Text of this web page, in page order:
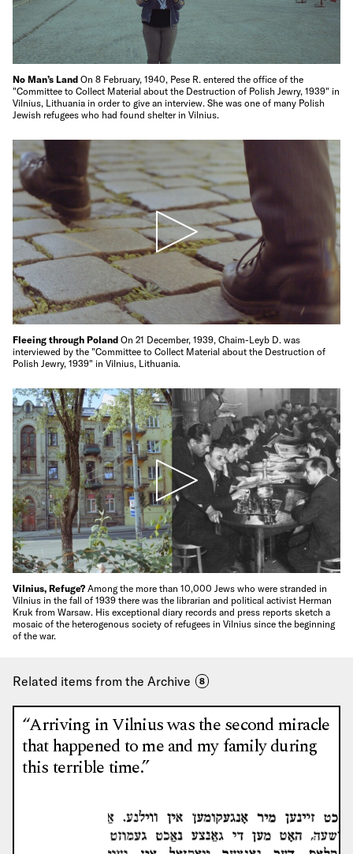
No Man’s Land On 8 February, 1940, Pese R. entered the office of the
"Committee to Collect Material about the Destruction of Polish Jewry, 1939" in
Vilnius, Lithuania in order to give an interview. She was one of many Polish
Jewish refugees who had found shelter in Vilnius.
Fleeing through Poland On 21 December, 1939, Chaim-Leyb D. was
interviewed by the "Committee to Collect Material about the Destruction of
Polish Jewry, 1939" in Vilnius, Lithuania.
Vilnius, Refuge?Among the more than 10,000 Jews who were stranded in
Vilnius in the fall of 1939 there was the librarian and political activist Herman
Kruk from Warsaw. His exceptional diary records and press reports sketch a
mosaic of the heterogenous society of refugees in Vilnius since the beginning
of the war.
Related items from the Archive 8
“Arriving in Vilnius was the second miracle
that happened to me and my family during
this terrible time.”